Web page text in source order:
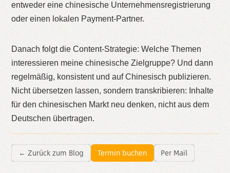
entweder eine chinesische Unternehmensregistrierung
oder einen lokalen Payment-Partner.
Danach folgt die Content-Strategie: Welche Themen
interessieren meine chinesische Zielgruppe? Und dann
regelmäßig, konsistent und auf Chinesisch publizieren.
Nicht übersetzen lassen, sondern transkribieren: Inhalte
für den chinesischen Markt neu denken, nicht aus dem
Deutschen übertragen.
← Zurück zum Blog Termin buchen Per Mail